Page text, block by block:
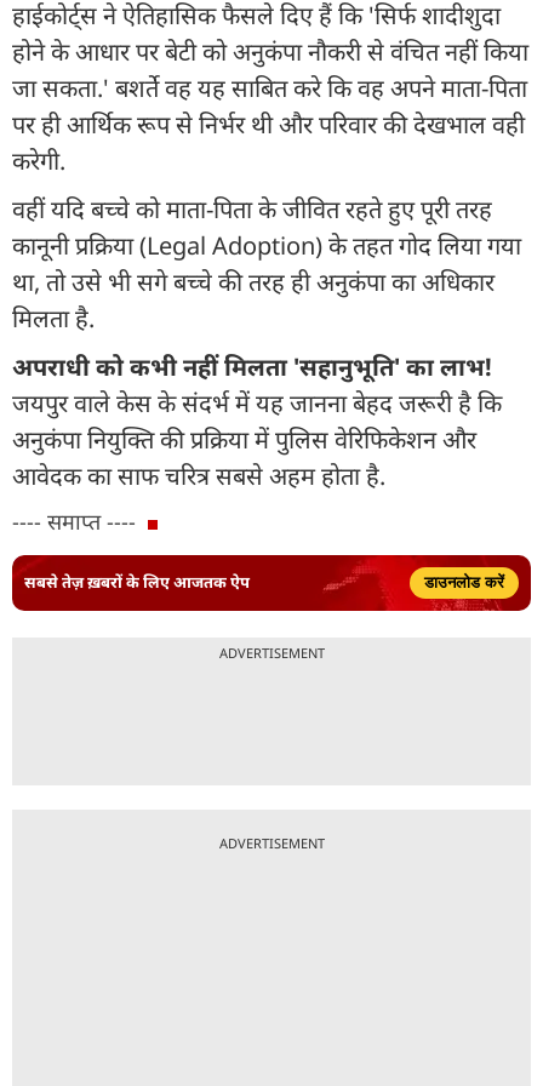
हाईकोर्ट्स ने ऐतिहासिक फैसले दिए हैं कि 'सिर्फ शादीशुदा
होने के आधार पर बेटी को अनुकंपा नौकरी से वंचित नहीं किया
जा सकता.' बशर्ते वह यह साबित करे कि वह अपने माता-पिता
पर ही आर्थिक रूप से निर्भर थी और परिवार की देखभाल वही
करेगी.
वहीं यदि बच्चे को माता-पिता के जीवित रहते हुए पूरी तरह
कानूनी प्रक्रिया (Legal Adoption) के तहत गोद लिया गया
था, तो उसे भी सगे बच्चे की तरह ही अनुकंपा का अधिकार
मिलता है.
अपराधी को कभी नहीं मिलता 'सहानुभूति' का लाभ!
जयपुर वाले केस के संदर्भ में यह जानना बेहद जरूरी है कि
अनुकंपा नियुक्ति की प्रक्रिया में पुलिस वेरिफिकेशन और
आवेदक का साफ चरित्र सबसे अहम होता है.
---- समाप्त ----
सबसे तेज़ ख़बरों के लिए आजतक ऐप डाउनलोड करें
ADVERTISEMENT
ADVERTISEMENT